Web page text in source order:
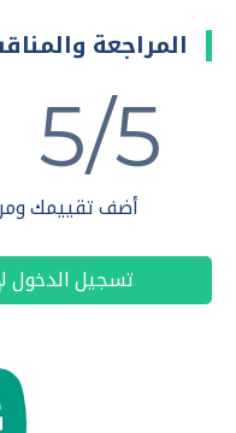
المراجعة
5/5
أضف تقييمك
تسجيل الدخول